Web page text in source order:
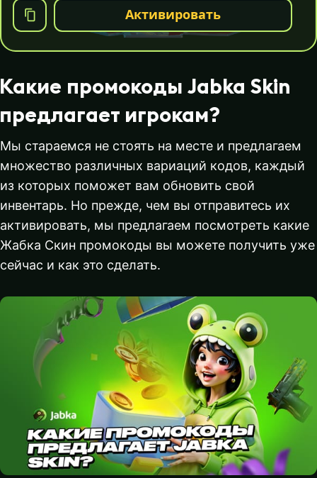
Активировать
Какие промокоды Jabka Skin
предлагает игрокам?
Мы стараемся не стоять на месте и предлагаем
множество различных вариаций кодов, каждый
из которых поможет вам обновить свой
инвентарь. Но прежде, чем вы отправитесь их
активировать, мы предлагаем посмотреть какие
Жабка Скин промокоды вы можете получить уже
сейчас и как это сделать.